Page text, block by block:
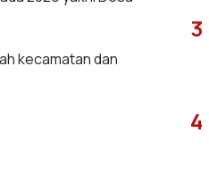
kecamatan dan
3
4